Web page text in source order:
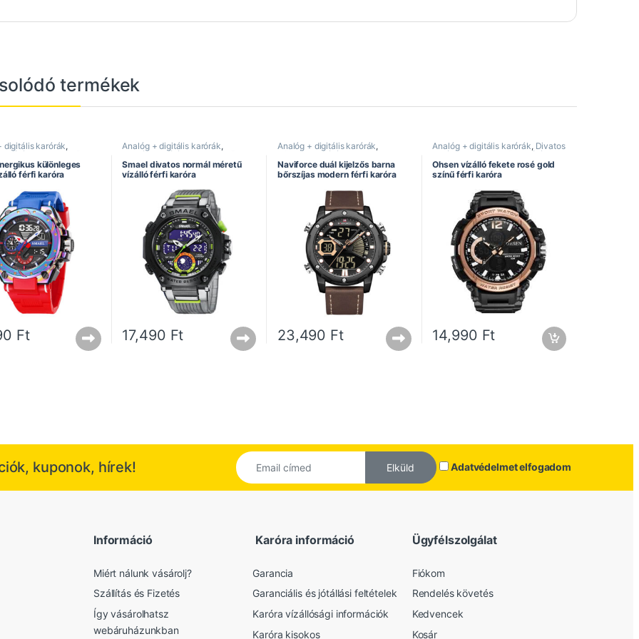
termékek
digitális karórák,
Férfi karórák,Legújabb
Smael óra,Sportos
Vízálló karórák
különleges
férfi karóra
Ft
Analóg + digitális karórák,
Digitális karórák
karórák,Férfi karórák,Legújabb
karórák,Smael óra,
karórák,Vízálló karórák
Smael divatos normál méretű
vízálló férfi karóra
17,490 Ft
Analóg + digitális karórák,
Bőrszíjas karórák
karórák,Dual kijelzős karórák,
Férfi karórák,Naviforce óra,
Sportos karórák
Naviforce duál kijelzős barna
bőrszíjas modern férfi karóra
23,490 Ft
Analóg + digitális karórák, Divatos
karórák
Dual kijelzős karórák
Férfi karórák,Ohsen óra,Sportos
karórák
Ohsen vízálló fekete rosé gold
színű férfi karóra
14,990 Ft
kuponok, hírek! Elküld Adatvédelmet elfogadom
Információ
Miért nálunk vásárolj?
Szállítás és Fizetés
Így vásárolhatsz
webáruházunkban
Karóra információ
Garancia
Garanciális és jótállási feltételek
Karóra vízállósági információk
Karóra kisokos
Ügyfélszolgálat
Fiókom
Rendelés követés
Kedvencek
Kosár